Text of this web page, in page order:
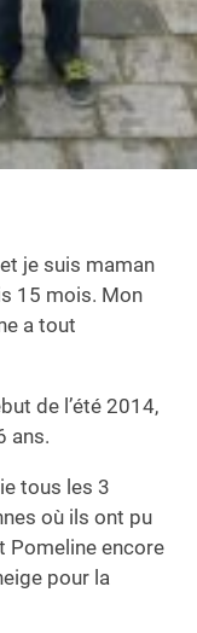
je suis maman
15 mois. Mon
a tout
de l’été 2014,
ans.
tous les 3
où ils ont pu
Pomeline encore
pour la